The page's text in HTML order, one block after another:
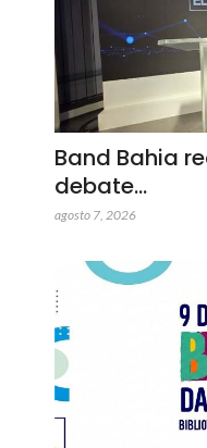
Band Bahia
debate…
agosto 7, 2026